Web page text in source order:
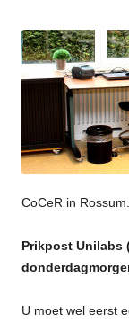
CoCeR in Rossum.
Prikpost Unilabs
U moet wel eerst